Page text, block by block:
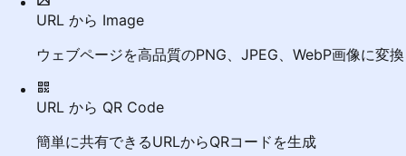
URL から Image
ウェブページを高品質のPNG、JPEG、WebP画像に変換
URL から QR Code
簡単に共有できるURLからQRコードを生成